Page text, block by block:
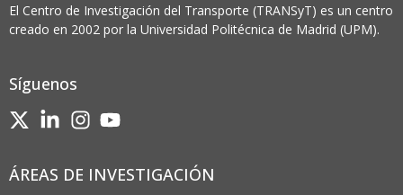
El Centro de Investigación del Transporte (TRANSyT) es un centro
creado en 2002 por la Universidad Politécnica de Madrid (UPM).
Síguenos
ÁREAS DE INVESTIGACIÓN